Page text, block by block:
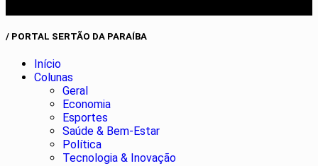
/ PORTAL SERTÃO DA PARAÍBA
Início
Colunas
Geral
Economia
Esportes
Saúde & Bem-Estar
Política
Tecnologia & Inovação